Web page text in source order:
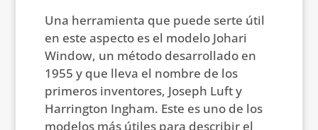
Una herramienta que puede serte útil
en este aspecto es el modelo Johari
Window, un método desarrollado en
1955 y que lleva el nombre de los
primeros inventores, Joseph Luft y
Harrington Ingham. Este es uno de los
modelos más útiles para describir el